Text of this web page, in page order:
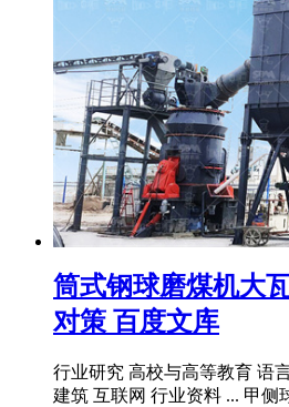
筒式钢球磨煤机大
对策 百度文库
行业研究 高校与高等教育 语
建筑 互联网 行业资料 ... 甲侧